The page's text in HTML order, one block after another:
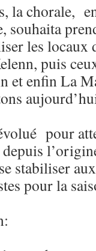
la chorale,
souhaita
les locaux
puis
et enfin La
pour
stabiliser
pour la